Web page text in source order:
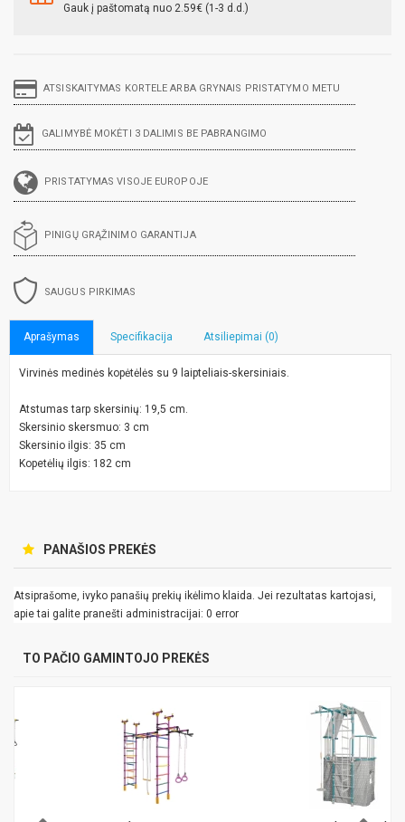
Gauk į paštomatą nuo 2.59€ (1-3 d.d.)
ATSISKAITYMAS KORTELE ARBA GRYNAIS PRISTATYMO METU
GALIMYBĖ MOKĖTI 3 DALIMIS BE PABRANGIMO
PRISTATYMAS VISOJE EUROPOJE
PINIGŲ GRĄŽINIMO GARANTIJA
SAUGUS PIRKIMAS
Aprašymas Specifikacija Atsiliepimai (0)
Virvinės medinės kopėtėlės su 9 laipteliais-skersiniais.
Atstumas tarp skersinių: 19,5 cm.
Skersinio skersmuo: 3 cm
Skersinio ilgis: 35 cm
Kopetėlių ilgis: 182 cm
PANAŠIOS PREKĖS
Atsiprašome, ivyko panašių prekių ikėlimo klaida. Jei rezultatas kartojasi,
apie tai galite pranešti administracijai: 0 error
TO PAČIO GAMINTOJO PREKĖS